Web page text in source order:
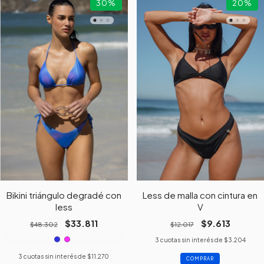
30%
Bikini triángulo degradé con
less
$48.302 $33.811
3 cuotas sin interés de $11.270
20%
Less de malla con cintura en
V
$12.017 $9.613
3 cuotas sin interés de $3.204
COMPRAR